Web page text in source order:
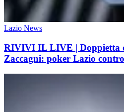
Lazio News
RIVIVI IL LIVE | Doppietta
Zaccagni: poker Lazio